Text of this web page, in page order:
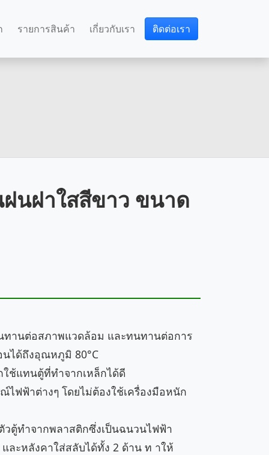
รายการสินค้า เกี่ยวกับเรา ติดต่อเรา
นฝาใสสีขาว ขนาด
ทานต่อสภาพแวดล้อม และทนทานต่อการ
ได้ถึงอุณหภูมิ 80°C
ช้แทนตู้ที่ทำจากเหล็กได้ดี
ไฟฟ้าต่างๆ โดยไม่ต้องใช้เครื่องมือหนัก
วตู้ทำจากพลาสติกซึ่งเป็นฉนวนไฟฟ้า
ละหลังคาใส่สลับได้ทั้ง 2 ด้าน ท าให้